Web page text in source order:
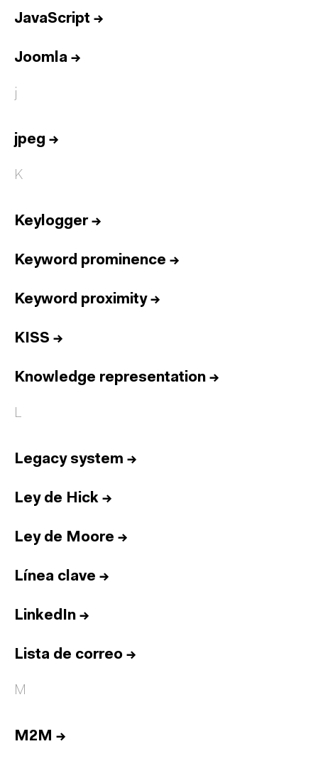
JavaScript →
Joomla →
j
jpeg →
K
Keylogger→
Keyword prominence →
Keyword proximity→
KISS →
Knowledge representation →
L
Legacy system →
Ley de Hick →
Ley de Moore →
Línea clave →
LinkedIn →
Lista de correo →
M
M2M →